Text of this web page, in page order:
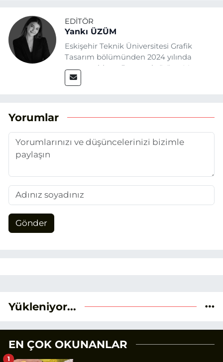
EDITÖR
Yankı ÜZÜM
Eskişehir Teknik Üniversitesi Grafik
Tasarım bölümünden 2024 yılında
mezun oldum. Basın sektörüne Mayıs
2025’te Eskişehir Haber Ajansı ile adım
aktarmayı hedefliyorum.
Yorumlar
Gönder
Yükleniyor...
EN ÇOK OKUNANLAR
1